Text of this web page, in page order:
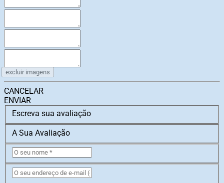
excluir imagens
CANCELAR
ENVIAR
Escreva sua avaliação
A Sua Avaliação